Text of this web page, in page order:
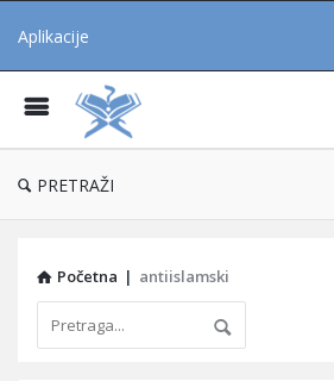
Aplikacije
PRETRAŽI
Početna | antiislamski